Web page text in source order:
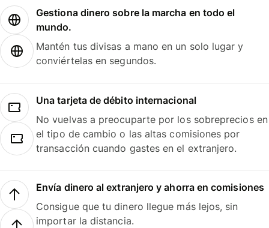
Gestiona dinero sobre la marcha en todo el
mundo.
Mantén tus divisas a mano en un solo lugar y
conviértelas en segundos.
Una tarjeta de débito internacional
No vuelvas a preocuparte por los sobreprecios en
el tipo de cambio o las altas comisiones por
transacción cuando gastes en el extranjero.
Envía dinero al extranjero y ahorra en comisiones
Consigue que tu dinero llegue más lejos, sin
importar la distancia.